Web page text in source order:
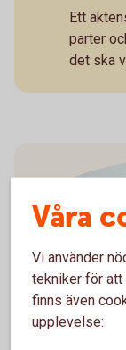
Ett
parter
det ska
Madelén
Ekonom för
Våra
Vi använder
tekniker för
finns även
upplevelse: